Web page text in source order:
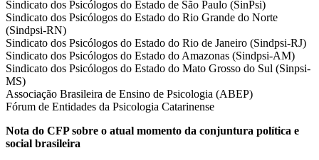
Sindicato dos Psicólogos do Estado de São Paulo (SinPsi)
Sindicato dos Psicólogos do Estado do Rio Grande do Norte
(Sindpsi-RN)
Sindicato dos Psicólogos do Estado do Rio de Janeiro (Sindpsi-RJ)
Sindicato dos Psicólogos do Estado do Amazonas (Sindpsi-AM)
Sindicato dos Psicólogos do Estado do Mato Grosso do Sul (Sinpsi-
MS)
Associação Brasileira de Ensino de Psicologia (ABEP)
Fórum de Entidades da Psicologia Catarinense
Nota do CFP sobre o atual momento da conjuntura política e
social brasileira